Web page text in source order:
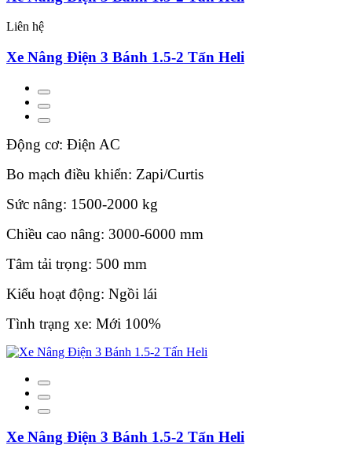
Liên hệ
Xe Nâng Điện 3 Bánh 1.5-2 Tấn Heli
Động cơ: Điện AC
Bo mạch điều khiển: Zapi/Curtis
Sức nâng: 1500-2000 kg
Chiều cao nâng: 3000-6000 mm
Tâm tải trọng: 500 mm
Kiểu hoạt động: Ngồi lái
Tình trạng xe: Mới 100%
Xe Nâng Điện 3 Bánh 1.5-2 Tấn Heli